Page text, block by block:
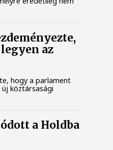
az
hogy a parlament
új köztársasági
a Holdba